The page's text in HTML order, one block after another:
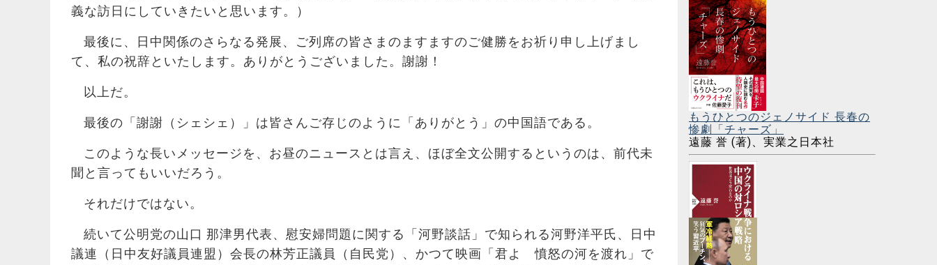
義な訪日にしていきたいと思います。）
最後に、日中関係のさらなる発展、ご列席の皆さまのますますのご健勝をお祈り申し上げまし
て、私の祝辞といたします。ありがとうございました。謝謝！
以上だ。
最後の「謝謝（シェシェ）」は皆さんご存じのように「ありがとう」の中国語である。
このような長いメッセージを、お昼のニュースとは言え、ほぼ全文公開するというのは、前代未
聞と言ってもいいだろう。
それだけではない。
続いて公明党の山口 那津男代表、慰安婦問題に関する「河野談話」で知られる河野洋平氏、日中
議連（日中友好議員連盟）会長の林芳正議員（自民党）、かつて映画「君よ 憤怒の河を渡れ」で
もうひとつのジェノサイド 長春の
惨劇「チャーズ」
遠藤 誉 (著)、実業之日本社